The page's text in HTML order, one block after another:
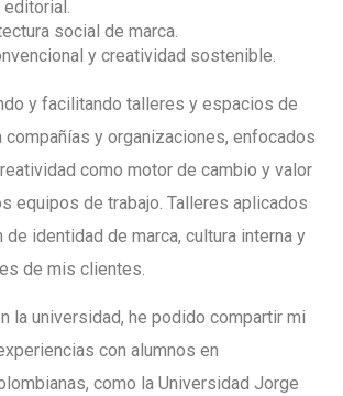
editorial.
social de marca.
y creatividad sostenible.
y facilitando talleres y espacios de
compañías y organizaciones, enfocados
como motor de cambio y valor
equipos de trabajo. Talleres aplicados
de identidad de marca, cultura interna y
de mis clientes.
la universidad, he podido compartir mi
con alumnos en
como la Universidad Jorge